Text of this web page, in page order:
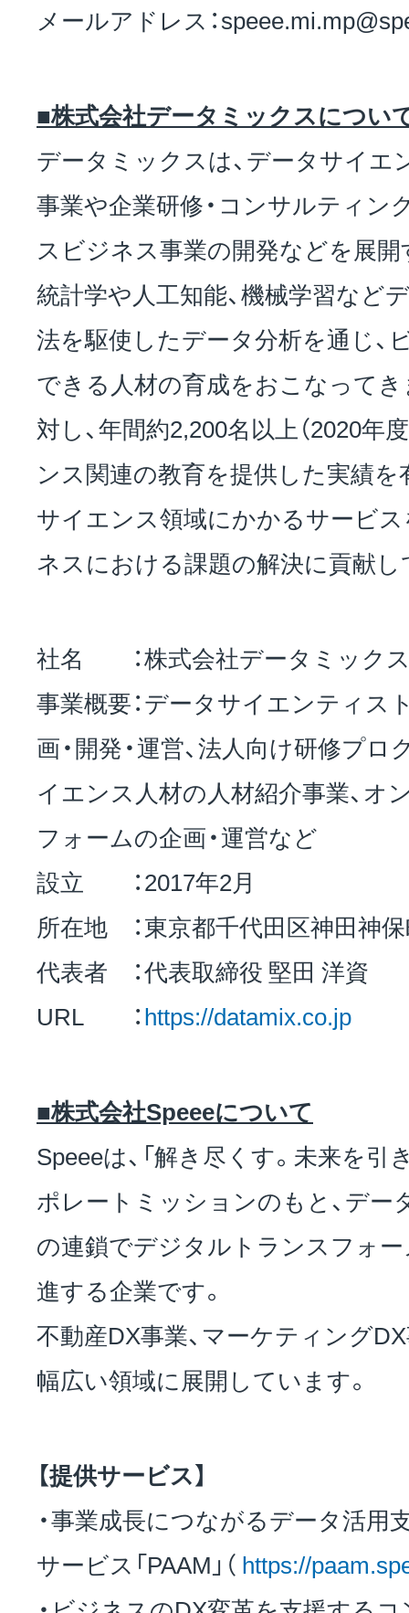
メールアドレス：
■株式会社データミックスについ
データミックスは、データサイ
事業や企業研修・コンサルティン
スビジネス事業の開発などを展開
統計学や人工知能、機械学習など
法を駆使したデータ分析を通じ、
できる人材の育成をおこなって
対し、年間約2,200名以上（2020年
ンス関連の教育を提供した実績
サイエンス領域にかかるサービス
ネスにおける課題の解決に貢献し
社名 ：株式会社データミック
事業概要：データサイエンティス
画・開発・運営、法人向け研修プ
イエンス人材の人材紹介事業、オ
フォームの企画・運営など
設立 ：2017年2月
所在地 ：東京都千代田区神田神
代表者 ：代表取締役 堅田 洋資
URL ：https://datamix.co.jp
■株式会社Speeeについて
Speeeは、「解き尽くす。未来を引
ポレートミッションのもと、デー
の連鎖でデジタルトランスフォー
進する企業です。
不動産DX事業、マーケティング
幅広い領域に展開しています。
【提供サービス】
・事業成長につながるデータ活
サービス「PAAM」（ https://